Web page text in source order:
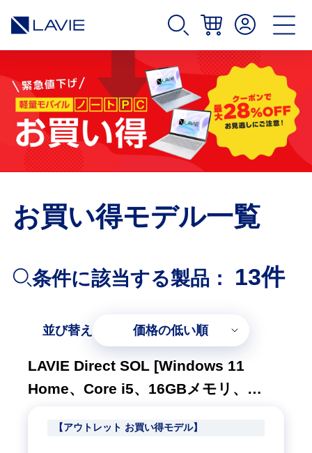
お買い得モデル一覧
条件に該当する製品： 13件
並び替え 価格の低い順
LAVIE Direct SOL [Windows 11
Home、Core i5、16GBメモリ、
チナシルバー、1年間保証]
【アウトレット お買い得モデル】